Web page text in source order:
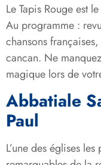
Le Tapis Rouge est
Au programme :
chansons
cancan. Ne
magique lors de
Abbatiale
Paul
L’une des églises